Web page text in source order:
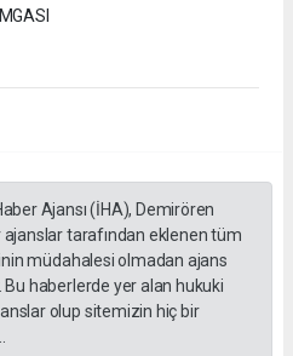
Ajansı (İHA), Demirören
ajanslar tarafından eklenen tüm
müdahalesi olmadan ajans
Bu haberlerde yer alan hukuki
olup sitemizin hiç bir